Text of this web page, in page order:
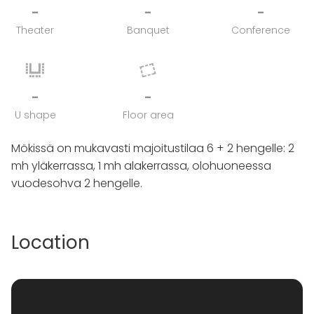
-
Theater
-
Banquet
-
Conference
-
U shape
-
Floor area
Mökissä on mukavasti majoitustilaa 6 + 2 hengelle: 2
mh yläkerrassa, 1 mh alakerrassa, olohuoneessa
vuodesohva 2 hengelle.
Location